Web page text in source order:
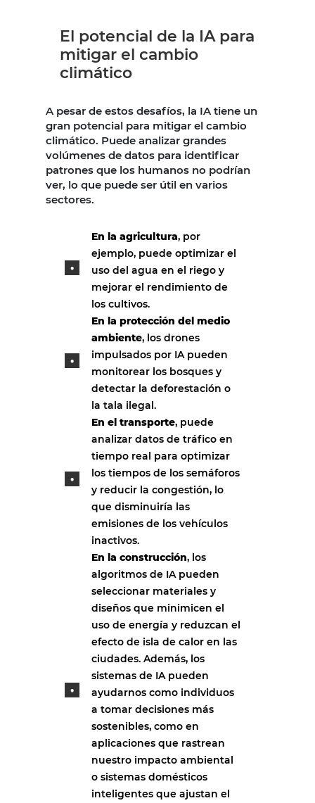
El potencial de la IA para
mitigar el cambio
climático
A pesar de estos desafíos, la IA tiene un
gran potencial para mitigar el cambio
climático. Puede analizar grandes
volúmenes de datos para identificar
patrones que los humanos no podrían
ver, lo que puede ser útil en varios
sectores.
En la agricultura, por
ejemplo, puede optimizar el
uso del agua en el riego y
mejorar el rendimiento de
los cultivos.
En la protección del medio
ambiente, los drones
impulsados por IA pueden
monitorear los bosques y
detectar la deforestación o
la tala ilegal.
En el transporte, puede
analizar datos de tráfico en
tiempo real para optimizar
los tiempos de los semáforos
y reducir la congestión, lo
que disminuiría las
emisiones de los vehículos
inactivos.
En la construcción, los
algoritmos de IA pueden
seleccionar materiales y
diseños que minimicen el
uso de energía y reduzcan el
efecto de isla de calor en las
ciudades. Además, los
sistemas de IA pueden
ayudarnos como individuos
a tomar decisiones más
sostenibles, como en
aplicaciones que rastrean
nuestro impacto ambiental
o sistemas domésticos
inteligentes que ajustan el